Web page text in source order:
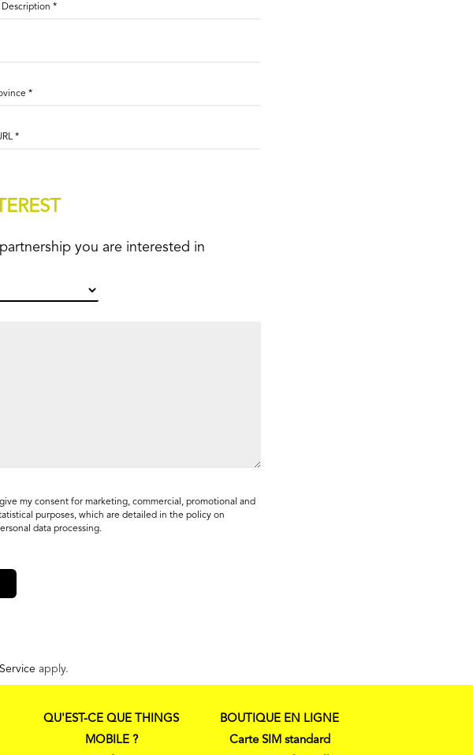
you are interested in
give my consent for marketing, commercial, promotional and
purposes, which are detailed in the policy on
data processing.
apply.
QU'EST-CE QUE THINGS
MOBILE ?
BOUTIQUE EN LIGNE
Carte SIM standard